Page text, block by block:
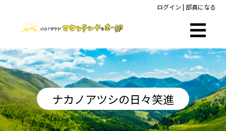
ログイン | 部員になる
ナカノアツシの日々笑進